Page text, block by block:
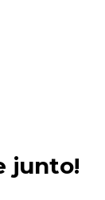
junto!